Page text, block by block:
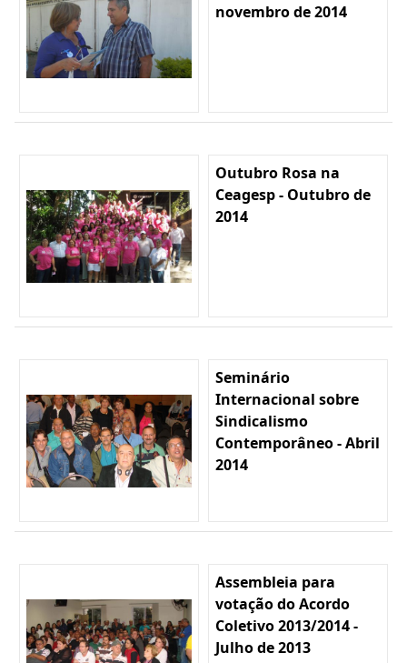
novembro de 2014
Outubro Rosa na
Ceagesp - Outubro de
2014
Seminário
Internacional sobre
Sindicalismo
Contemporâneo - Abril
2014
Assembleia para
votação do Acordo
Coletivo 2013/2014 -
Julho de 2013